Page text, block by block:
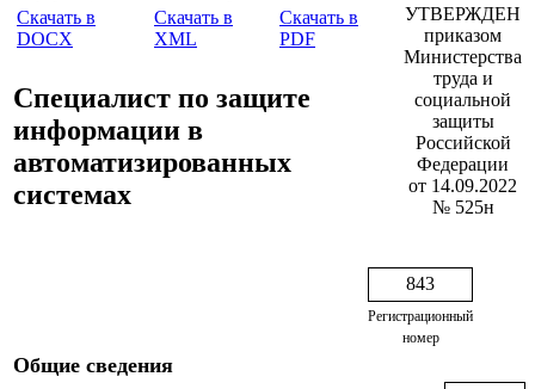
Скачать в
DOCX
Скачать в
XML
Скачать в
PDF
УТВЕРЖДЕН
приказом
Министерства
труда и
социальной
защиты
Российской
Федерации
от 14.09.2022
№ 525н
Специалист по защите
информации в
автоматизированных
системах
843
Регистрационный
номер
Общие сведения